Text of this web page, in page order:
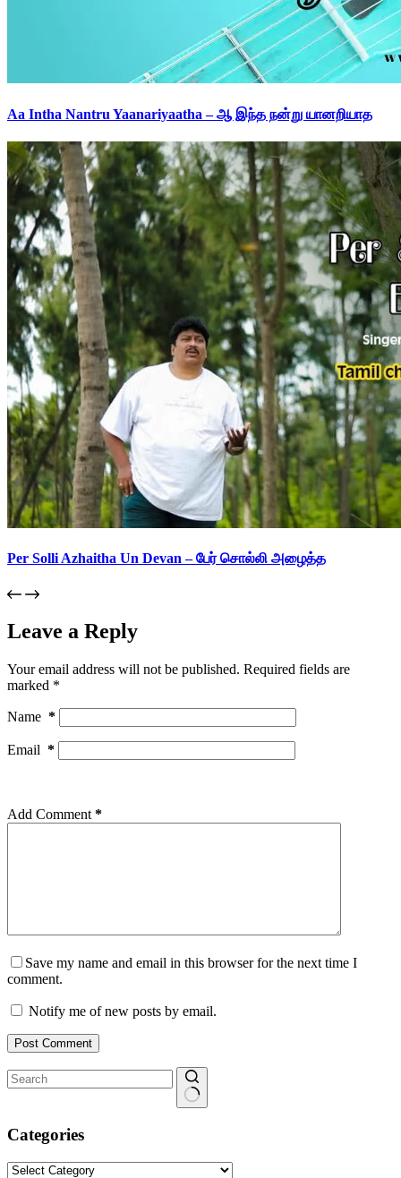
Aa Intha Nantru Yaanariyaatha – ஆ இந்த நன்று யானறியாத
Per Solli Azhaitha Un Devan – பேர் சொல்லி அழைத்த
Leave a Reply
Your email address will not be published. Required fields are
marked *
Name *
Email *
Add Comment *
Save my name and email in this browser for the next time I
comment.
Notify me of new posts by email.
Post Comment
results
Categories
Categories